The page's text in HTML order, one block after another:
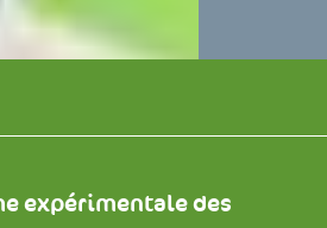
expérimentale des